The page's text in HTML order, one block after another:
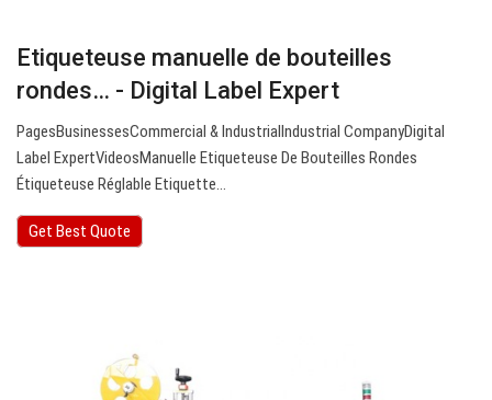
Etiqueteuse manuelle de bouteilles
rondes… - Digital Label Expert
PagesBusinessesCommercial & IndustrialIndustrial CompanyDigital
Label ExpertVideosManuelle Etiqueteuse De Bouteilles Rondes
Étiqueteuse Réglable Etiquette…
Get Best Quote